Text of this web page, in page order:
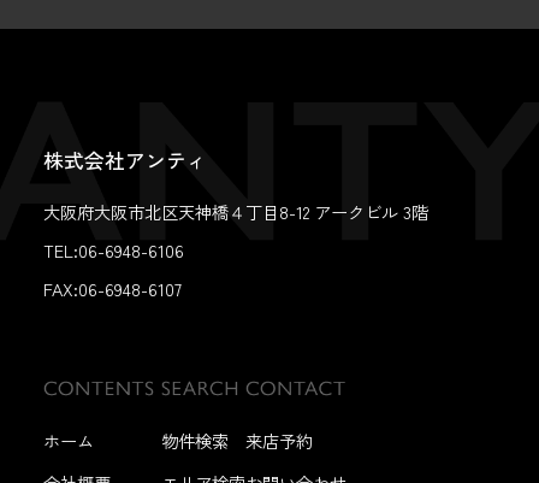
株式会社アンティ
大阪府大阪市北区天神橋４丁目8-12 アークビル 3階
TEL:06-6948-6106
FAX:06-6948-6107
ホーム
物件検索
来店予約